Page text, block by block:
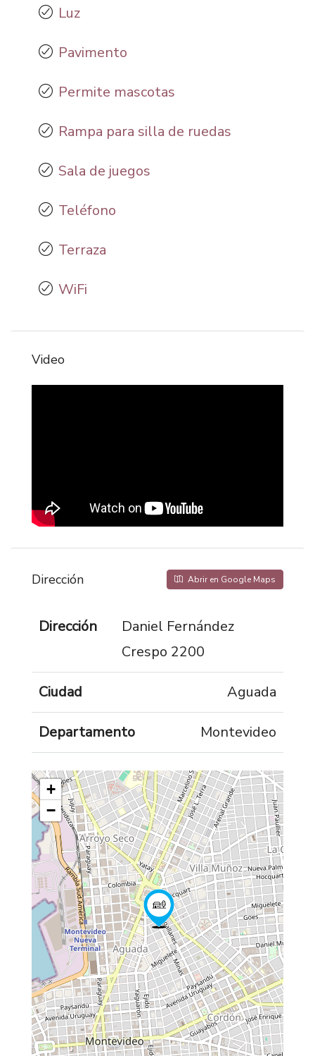
Luz
Pavimento
Permite mascotas
Rampa para silla de ruedas
Sala de juegos
Teléfono
Terraza
WiFi
Video
Dirección Abrir en Google Maps
Dirección
Daniel Fernández
Crespo 2200
Ciudad Aguada
Departamento Montevideo
+
−